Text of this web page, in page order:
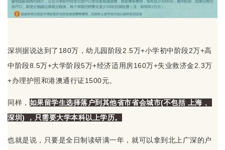
深圳据说达到了180万，幼儿园阶段2.5万+小学初中阶段2万+高
中阶段8.5万+大学阶段5万+经济适用房160万+失业救济金2.3万
+办理护照和港澳通行证1500元。
同样， 如果留学生选择落户到其他省市省会城市(不包括 上海 、
深圳) ，只需要大学本科以上学历。
也就是说，只要是全日制读研满一年，就可以拿到北上广深的户